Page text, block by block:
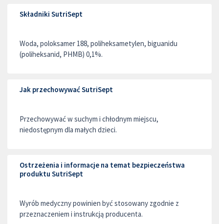
Składniki SutriSept
Woda, poloksamer 188, poliheksametylen, biguanidu
(poliheksanid, PHMB) 0,1%.
Jak przechowywać SutriSept
Przechowywać w suchym i chłodnym miejscu,
niedostępnym dla małych dzieci.
Ostrzeżenia i informacje na temat bezpieczeństwa
produktu SutriSept
Wyrób medyczny powinien być stosowany zgodnie z
przeznaczeniem i instrukcją producenta.